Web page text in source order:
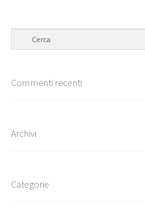
Commenti recenti
Archivi
Categorie